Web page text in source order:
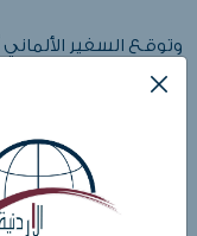
القروض، مؤكدا أن
بدوره، أكد المدير
ناجي، أن إطلاق ال